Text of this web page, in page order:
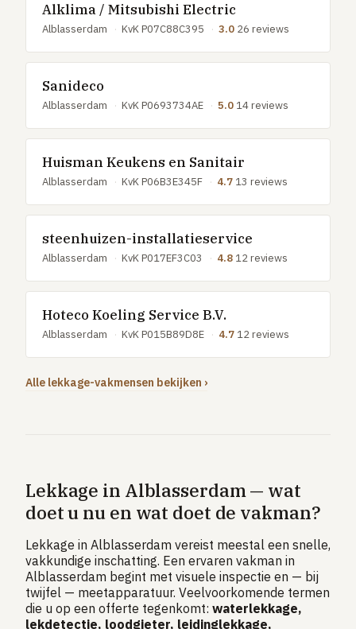
Alklima / Mitsubishi Electric
Alblasserdam · KvK P07C88C395 · 3.0 26 reviews
Sanideco
Alblasserdam · KvK P0693734AE · 5.0 14 reviews
Huisman Keukens en Sanitair
Alblasserdam · KvK P06B3E345F · 4.7 13 reviews
steenhuizen-installatieservice
Alblasserdam · KvK P017EF3C03 · 4.8 12 reviews
Hoteco Koeling Service B.V.
Alblasserdam · KvK P015B89D8E · 4.7 12 reviews
Alle lekkage-vakmensen bekijken ›
Lekkage in Alblasserdam — wat
doet u nu en wat doet de vakman?
Lekkage in Alblasserdam vereist meestal een snelle,
vakkundige inschatting. Een ervaren vakman in
Alblasserdam begint met visuele inspectie en — bij
twijfel — meetapparatuur. Veelvoorkomende termen
die u op een offerte tegenkomt: waterlekkage,
lekdetectie, loodgieter, leidinglekkage,